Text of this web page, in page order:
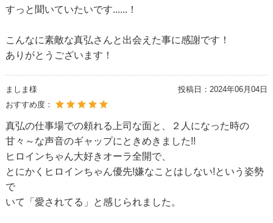
すっと聞いていたいです......！
こんなに素敵な真弘さんと出会えた事に感謝です！
ありがとうございます！
ましま様 投稿日： 2024年06月04日
おすすめ度：
真弘の仕事場での頼れる上司な面と、２人になった時の
甘々～な声音のギャップにときめきました!!
ヒロインちゃん大好きオーラ全開で、
とにかくヒロインちゃん優先!嫌なことはしない!という姿勢
で
いて「愛されてる」と感じられました。